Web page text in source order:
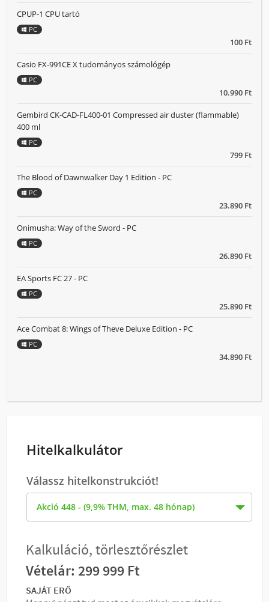
100 Ft
CPUP-1 CPU tartó
PC
10.990 Ft
Casio FX-991CE X tudományos számológép
PC
799 Ft
Gembird CK-CAD-FL400-01 Compressed air duster (flammable)
400 ml
PC
23.890 Ft
The Blood of Dawnwalker Day 1 Edition - PC
PC
26.890 Ft
Onimusha: Way of the Sword - PC
PC
25.890 Ft
EA Sports FC 27 - PC
PC
34.890 Ft
Ace Combat 8: Wings of Theve Deluxe Edition - PC
PC
Hitelkalkulátor
Válassz hitelkonstrukciót!